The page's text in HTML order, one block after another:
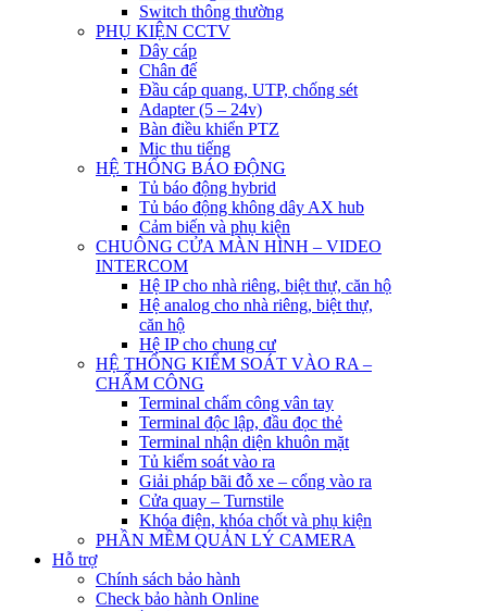
Switch thông thường
PHỤ KIỆN CCTV
Dây cáp
Chân đế
Đầu cáp quang, UTP, chống sét
Adapter (5 – 24v)
Bàn điều khiển PTZ
Mic thu tiếng
HỆ THỐNG BÁO ĐỘNG
Tủ báo động hybrid
Tủ báo động không dây AX hub
Cảm biến và phụ kiện
CHUÔNG CỬA MÀN HÌNH – VIDEO
INTERCOM
Hệ IP cho nhà riêng, biệt thự, căn hộ
Hệ analog cho nhà riêng, biệt thự,
căn hộ
Hệ IP cho chung cư
HỆ THỐNG KIỂM SOÁT VÀO RA –
CHẤM CÔNG
Terminal chấm công vân tay
Terminal độc lập, đầu đọc thẻ
Terminal nhận diện khuôn mặt
Tủ kiểm soát vào ra
Giải pháp bãi đỗ xe – cổng vào ra
Cửa quay – Turnstile
Khóa điện, khóa chốt và phụ kiện
PHẦN MỀM QUẢN LÝ CAMERA
Hỗ trợ
Chính sách bảo hành
Check bảo hành Online